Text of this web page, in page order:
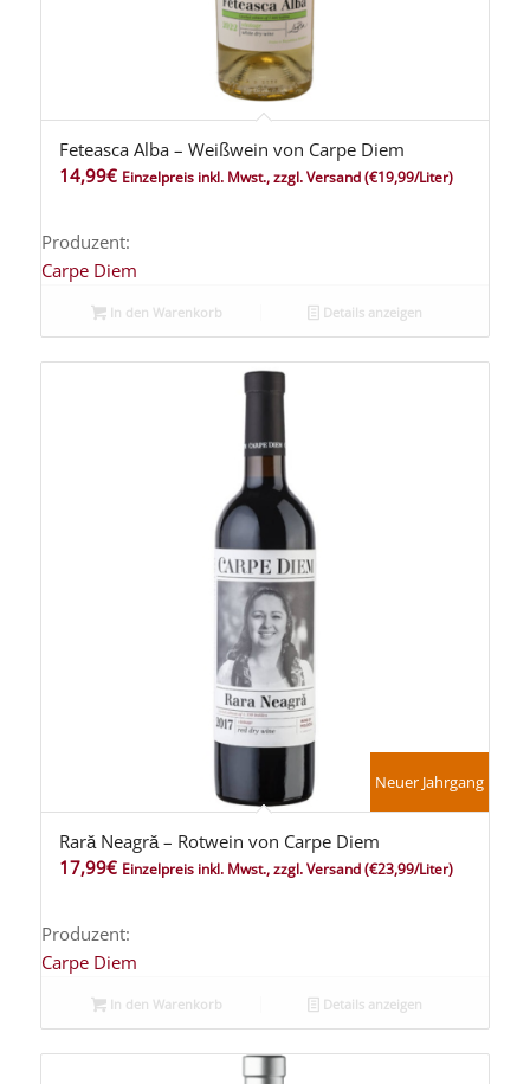
Feteasca Alba – Weißwein von Carpe Diem
14,99€ Einzelpreis inkl. Mwst., zzgl. Versand(€19,99/Liter)
Produzent:
Carpe Diem
In den Warenkorb Details anzeigen
Neuer Jahrgang
Rară Neagră – Rotwein von Carpe Diem
17,99€ Einzelpreis inkl. Mwst., zzgl. Versand(€23,99/Liter)
Produzent:
Carpe Diem
In den Warenkorb Details anzeigen